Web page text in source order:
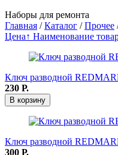
Наборы для ремонта
Главная /Каталог /Прочее
Цена↑ Наименование
Ключ разводной
230 Р.
В корзину
Ключ разводной
300 Р.